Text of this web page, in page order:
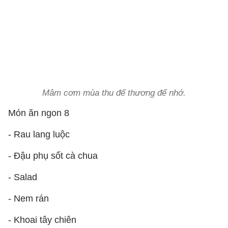
Mâm cơm mùa thu để thương để nhớ.
Món ăn ngon 8
- Rau lang luộc
- Đậu phụ sốt cà chua
- Salad
- Nem rán
- Khoai tây chiên